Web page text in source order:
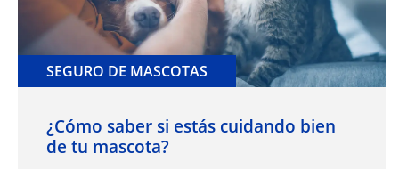
SEGURO DE MASCOTAS
¿Cómo saber si estás cuidando bien
de tu mascota?